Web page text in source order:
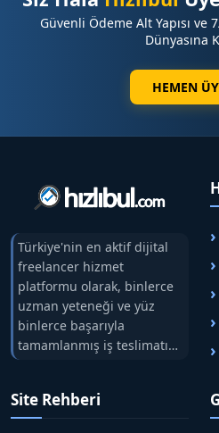
Güvenli Ödeme Alt Yapısı ve
Dünyasına
HEMEN
Türkiye'nin en aktif dijital
freelancer hizmet
platformu olarak, binlerce
uzman yeteneği ve yüz
binlerce başarıyla
tamamlanmış iş teslimatını
tek çatıda buluşturuyoruz.
arasındaki süreci risksiz
alışveriş sistemi ile koruyan
Site Rehberi